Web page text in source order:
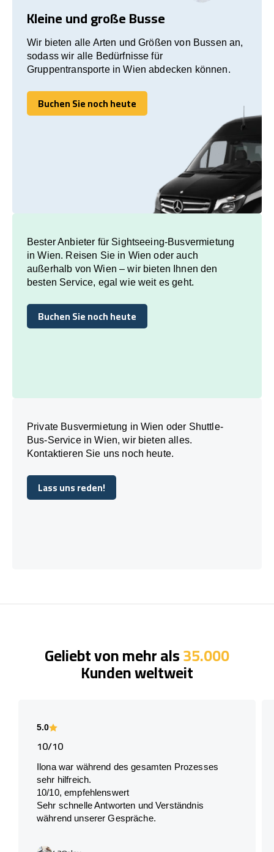
Kleine und große Busse
Wir bieten alle Arten und Größen von Bussen an,
sodass wir alle Bedürfnisse für
Gruppentransporte in Wien abdecken können.
Buchen Sie noch heute
Buchen Sie noch heute
Bester Anbieter für Sightseeing-Busvermietung
in Wien. Reisen Sie in Wien oder auch
außerhalb von Wien – wir bieten Ihnen den
besten Service, egal wie weit es geht.
Buchen Sie noch heute
Buchen Sie noch heute
Private Busvermietung in Wien oder Shuttle-
Bus-Service in Wien, wir bieten alles.
Kontaktieren Sie uns noch heute.
Lass uns reden!
Lass uns reden!
Geliebt von mehr als35.000
Kunden weltweit
5.0
10/10
Ilona war während des gesamten Prozesses
sehr hilfreich.
10/10, empfehlenswert
Sehr schnelle Antworten und Verständnis
während unserer Gespräche.